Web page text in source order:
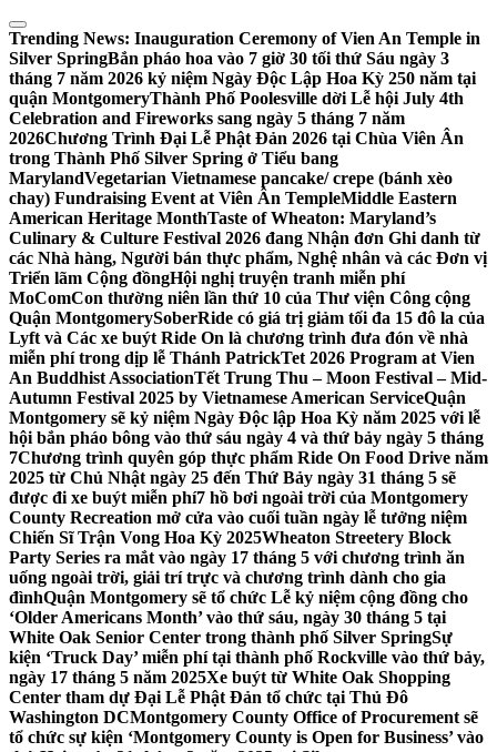
Skip
to
content
Trending News: Inauguration Ceremony of Vien An Temple in
Silver SpringBắn pháo hoa vào 7 giờ 30 tối thứ Sáu ngày 3
tháng 7 năm 2026 kỷ niệm Ngày Độc Lập Hoa Kỳ 250 năm tại
quận MontgomeryThành Phố Poolesville dời Lễ hội July 4th
Celebration and Fireworks sang ngày 5 tháng 7 năm
2026Chương Trình Đại Lễ Phật Đản 2026 tại Chùa Viên Ân
trong Thành Phố Silver Spring ở Tiểu bang
MarylandVegetarian Vietnamese pancake/ crepe (bánh xèo
chay) Fundraising Event at Viên Ân TempleMiddle Eastern
American Heritage MonthTaste of Wheaton: Maryland’s
Culinary & Culture Festival 2026 đang Nhận đơn Ghi danh từ
các Nhà hàng, Người bán thực phẩm, Nghệ nhân và các Đơn vị
Triển lãm Cộng đồngHội nghị truyện tranh miễn phí
MoComCon thường niên lần thứ 10 của Thư viện Công cộng
Quận MontgomerySoberRide có giá trị giảm tối đa 15 đô la của
Lyft và Các xe buýt Ride On là chương trình đưa đón về nhà
miễn phí trong dịp lễ Thánh PatrickTet 2026 Program at Vien
An Buddhist AssociationTết Trung Thu – Moon Festival – Mid-
Autumn Festival 2025 by Vietnamese American ServiceQuận
Montgomery sẽ kỷ niệm Ngày Độc lập Hoa Kỳ năm 2025 với lễ
hội bắn pháo bông vào thứ sáu ngày 4 và thứ bảy ngày 5 tháng
7Chương trình quyên góp thực phẩm Ride On Food Drive năm
2025 từ Chủ Nhật ngày 25 đến Thứ Bảy ngày 31 tháng 5 sẽ
được đi xe buýt miễn phí7 hồ bơi ngoài trời của Montgomery
County Recreation mở cửa vào cuối tuần ngày lễ tưởng niệm
Chiến Sĩ Trận Vong Hoa Kỳ 2025Wheaton Streetery Block
Party Series ra mắt vào ngày 17 tháng 5 với chương trình ăn
uống ngoài trời, giải trí trực và chương trình dành cho gia
đìnhQuận Montgomery sẽ tổ chức Lễ kỷ niệm cộng đồng cho
‘Older Americans Month’ vào thứ sáu, ngày 30 tháng 5 tại
White Oak Senior Center trong thành phố Silver SpringSự
kiện ‘Truck Day’ miễn phí tại thành phố Rockville vào thứ bảy,
ngày 17 tháng 5 năm 2025Xe buýt từ White Oak Shopping
Center tham dự Đại Lễ Phật Đản tổ chức tại Thủ Đô
Washington DCMontgomery County Office of Procurement sẽ
tổ chức sự kiện ‘Montgomery County is Open for Business’ vào